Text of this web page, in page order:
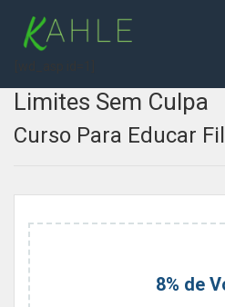
Limites Sem Culpa
Curso Para Educar
8% de